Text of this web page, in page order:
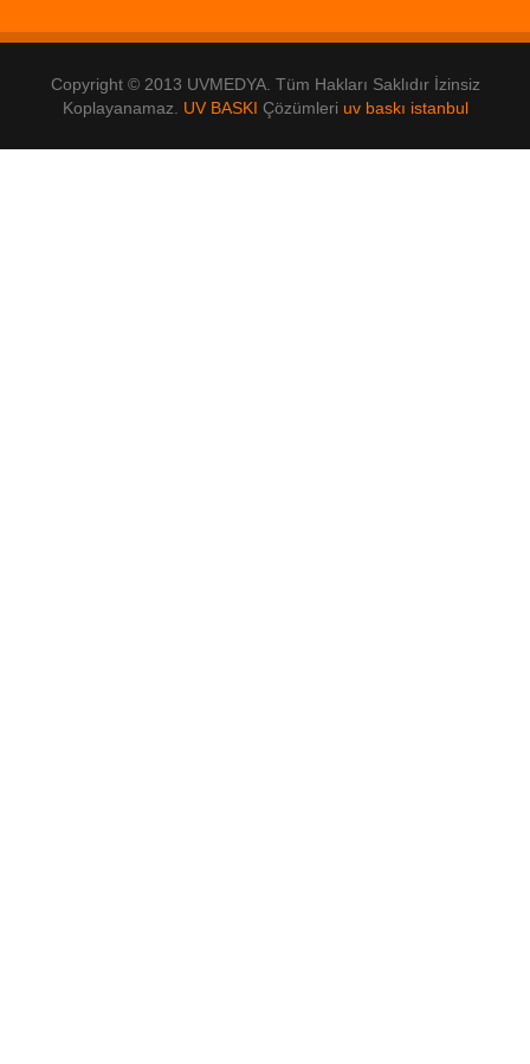
Copyright © 2013 UVMEDYA. Tüm Hakları Saklıdır İzinsiz
Koplayanamaz. UV BASKI Çözümleri uv baskı istanbul